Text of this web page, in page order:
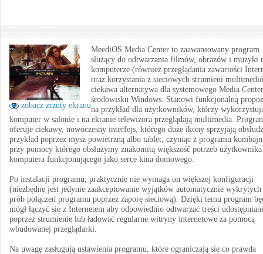
zobacz zrzuty ekranu
MeediOS Media Center to zaawansowany program
służący do odtwarzania filmów, obrazów i muzyki
komputerze (również przeglądania zawartości
oraz korzystania z sieciowych strumieni
ciekawa alternatywa dla systemowego Media
środowisku Windows. Stanowi funkcjonalną
na przykład dla użytkowników, którzy
komputer w salonie i na ekranie telewizora przeglądają multimedia.
oferuje ciekawy, nowoczesny interfejs, którego duże ikony sprzyjają
przykład poprzez mysz powietrzną albo tablet, czyniąc z programu
przy pomocy którego obsłużymy znakomitą większość potrzeb użytkownika
komputera funkcjonującego jako serce kina domowego.
Po instalacji programu, praktycznie nie wymaga on większej konfiguracji
(niezbędne jest jedynie zaakceptowanie wyjątków automatycznie wykrytych
prób połączeń programu poprzez zaporę sieciową). Dzięki temu program
mógł łączyć się z Internetem aby odpowiednio odtwarzać treści
poprzez strumienie lub ładować regularne witryny internetowe za pomocą
wbudowanej przeglądarki.
Na uwagę zasługują ustawienia programu, które ograniczają się co prawda